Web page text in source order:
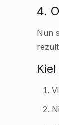
4.
Nun